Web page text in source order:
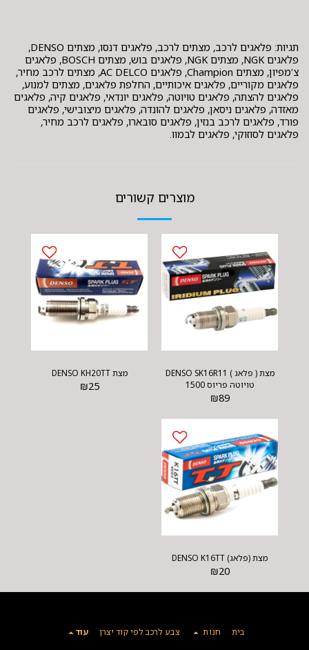
תגיות: פלאגים לרכב, מצתים לרכב, פלאגים דנסו, מצתים DENSO,
פלאגים NGK, מצתים NGK, פלאגים בוש, מצתים BOSCH, פלאגים
צ’מפיון, מצתים Champion, פלאגים AC DELCO, מצתים לרכב מחיר,
פלאגים מקוריים, פלאגים איכותיים, החלפת פלאגים, מצתים למנוע,
פלאגים להצתה, פלאגים טויוטה, פלאגים יונדאי, פלאגים קיה, פלאגים
מאזדה, פלאגים ניסאן, פלאגים להונדה, פלאגים מיצובישי, פלאגים
פורד, פלאגים לרכב בנזין, פלאגים סובארו, פלאגים לרכב מחיר,
פלאגים לסוזוקי, פלאגים לבמוו.
מוצרים קשורים
מצת ( פלאג ) DENSO SK16R11
טויוטה פריוס 1500
₪89
מצת DENSO KH20TT
₪25
מצת (פלאג) DENSO K16TT
₪20
בית חנות צבע לרכב לפי קוד יצרן עוד